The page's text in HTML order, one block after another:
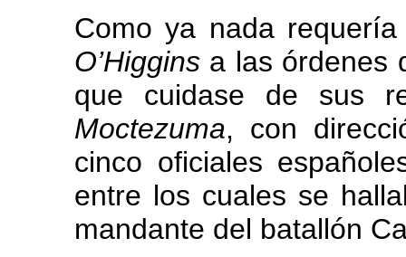
Como ya nada
O’Higgins a las órdenes
que cuidase de sus
Moctezuma, con
cinco oficiales
entre los cuales se
mandante del batallón